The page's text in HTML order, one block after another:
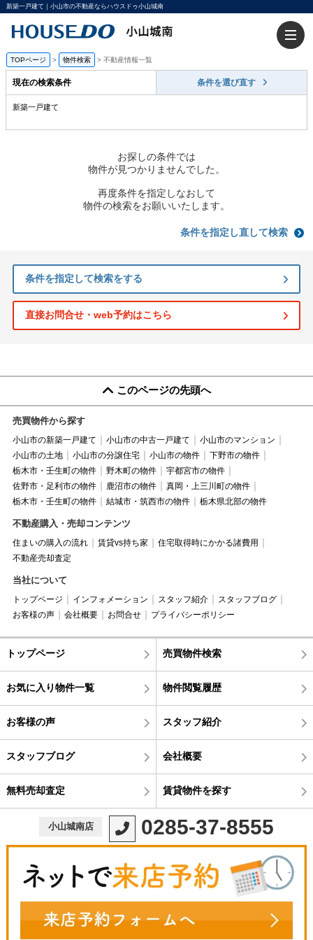
新築一戸建て｜小山市の不動産ならハウスドゥ小山城南
TOPページ > 物件検索 > 不動産情報一覧
現在の検索条件 条件を選び直す
新築一戸建て
お探しの条件では
物件が見つかりませんでした。
再度条件を指定しなおして
物件の検索をお願いいたします。
条件を指定し直して検索
条件を指定して検索をする
直接お問合せ・web予約はこちら
このページの先頭へ
売買物件から探す
小山市の新築一戸建て 小山市の中古一戸建て
小山市のマンション
小山市の土地
小山市の分譲住宅 小山市の物件
下野市の物件
栃木市・壬生町の物件
野木町の物件
宇都宮市の物件
佐野市・足利市の物件
鹿沼市の物件
真岡・上三川町の物件
栃木市・壬生町の物件
結城市・筑西市の物件 栃木県北部の物件
不動産購入・売却コンテンツ
住まいの購入の流れ 賃貸vs持ち家
住宅取得時にかかる諸費用
不動産売却査定
当社について
トップページ インフォメーション スタッフ紹介
スタッフブログ
お客様の声
会社概要 お問合せ プライバシーポリシー
トップページ 売買物件検索
お気に入り物件一覧 物件閲覧履歴
お客様の声 スタッフ紹介
スタッフブログ 会社概要
無料売却査定 賃貸物件を探す
小山城南店 0285-37-8555